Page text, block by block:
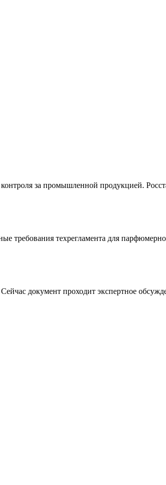
за промышленной продукцией.
требования техрегламента для
документ проходит экспертное